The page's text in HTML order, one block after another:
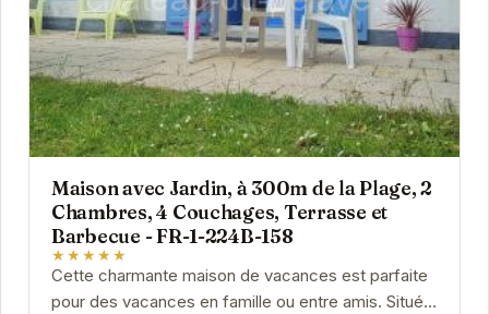
Maison avec Jardin, à 300m de la Plage, 2
Chambres, 4 Couchages, Terrasse et
Barbecue - FR-1-224B-158
★★★★★
Cette charmante maison de vacances est parfaite
pour des vacances en famille ou entre amis. Située